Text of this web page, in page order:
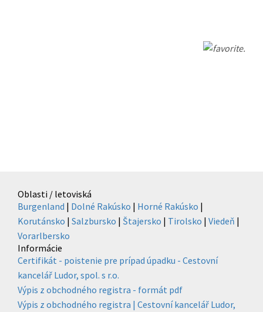
.
Oblasti / letoviská
Burgenland | Dolné Rakúsko | Horné Rakúsko |
Korutánsko | Salzbursko | Štajersko | Tirolsko | Viedeň |
Vorarlbersko
Informácie
Certifikát - poistenie pre prípad úpadku - Cestovní
kancelář Ludor, spol. s r.o.
Výpis z obchodného registra - formát pdf
Výpis z obchodného registra | Cestovní kancelář Ludor,